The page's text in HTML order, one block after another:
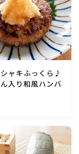
・セロリ・
の他山菜料理
ャキふっくら♪
入り和風ハンバ